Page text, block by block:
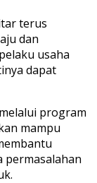
terus
dan
usaha
dapat
program
mampu
permasalahan